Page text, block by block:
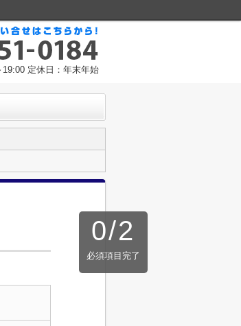
定休日：年末年始
0/2
必須項目完了